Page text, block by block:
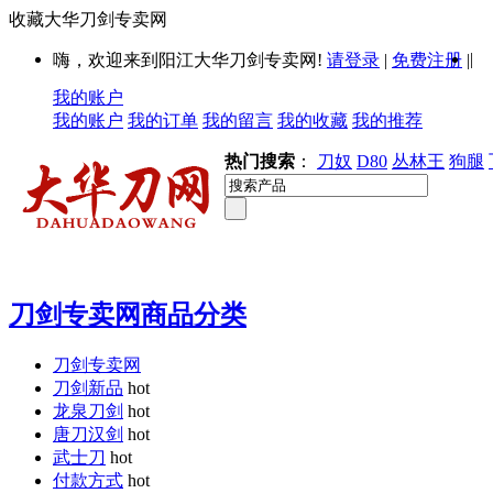
收藏大华刀剑专卖网
嗨，欢迎来到阳江大华刀剑专卖网! 请登录 | 免费注册 ||
我的账户
我的账户 我的订单 我的留言 我的收藏 我的推荐
热门搜索 ： 刀奴 D80 丛林王 狗腿
刀剑专卖网商品分类
刀剑专卖网
刀剑新品 hot
龙泉刀剑 hot
唐刀汉剑 hot
武士刀 hot
付款方式 hot